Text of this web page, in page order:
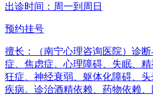
出诊时间：周一到周日
预约挂号
擅长：（南宁心理咨询医院）诊
症、焦虑症、心理障碍、失眠、
狂症、神经衰弱、躯体化障碍、
疾病。诊治酒精依赖、药物依赖、